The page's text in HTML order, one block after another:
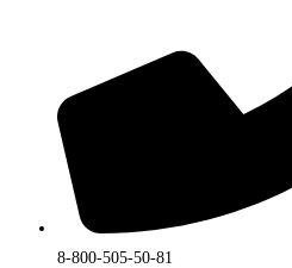
8-800-505-50-81